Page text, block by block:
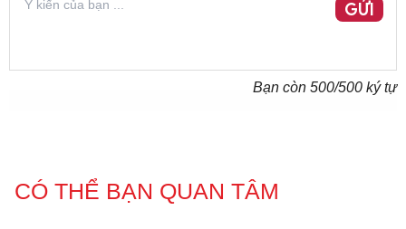
GỬI
Bạn còn 500/500 ký tự
CÓ THỂ BẠN QUAN TÂM